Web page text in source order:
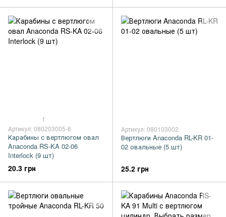
1
Артикул: 080203005-6
Карабины с вертлюгом овал
Anaconda RS-KA 02-06
Interlock (9 шт)
20.3 грн
Артикул: 080103002
Вертлюги Anaconda RL-KR 01-
02 овальные (5 шт)
25.2 грн